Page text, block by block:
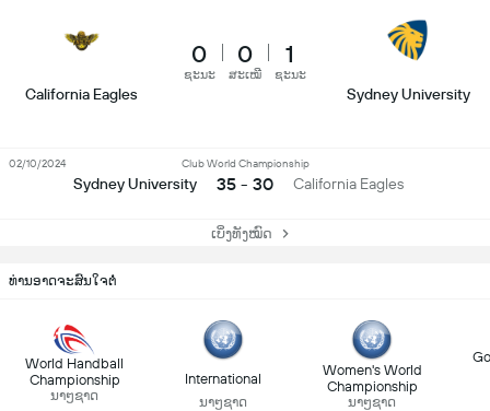
California Eagles
0
ຊະນະ
0
ສະເໝີ
1
ຊະນະ
Sydney University
Sydney University
Club World Championship
35 - 30 California Eagles
02/10/2024
ເບິ່ງທັງໝົດ
ທ່ານອາດຈະສົນໃຈຕໍ່
World Handball
Championship
ນາໆຊາດ
International
ນາໆຊາດ
Women's World
Championship
ນາໆຊາດ